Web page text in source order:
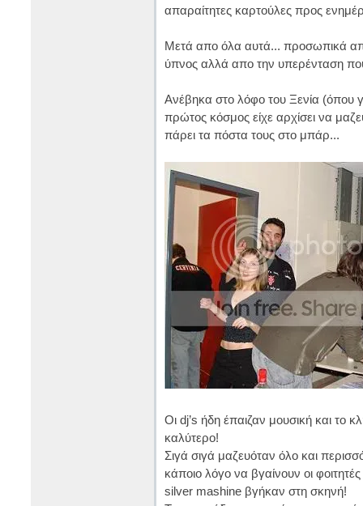
απαραίτητες καρτούλες προς
Μετά απο όλα αυτά... προσωπικά
ύπνος αλλά απο την υπερένταση
Ανέβηκα στο λόφο του Ξενία (όπου
πρώτος κόσμος είχε αρχίσει να
πάρει τα πόστα τους στο μπάρ...
Οι dj’s ήδη έπαιζαν μουσική και το
καλύτερο!
Σιγά σιγά μαζευόταν όλο και
κάποιο λόγο να βγαίνουν οι
silver mashine βγήκαν στη σκηνή!